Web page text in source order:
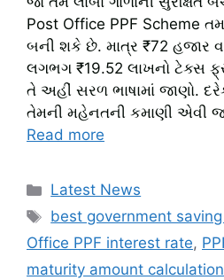
Post Office PPF Scheme
બની શકે છે. માત્ર ₹72 હજાર
લગભગ ₹19.52 લાખનો ટેક્સ
તે અહીં સરળ ભાષામાં જાણો.
તેમની મહેનતની કમાણી એવી
Read more
Categories
Latest News
Tags
best government
Office PPF interest rate,
maturity amount calculation